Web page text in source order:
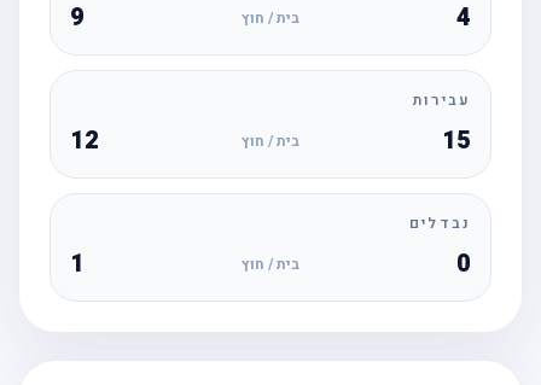
בית / חוץ
עבירות
15 בית / חוץ 12
נבדלים
בית / חוץ